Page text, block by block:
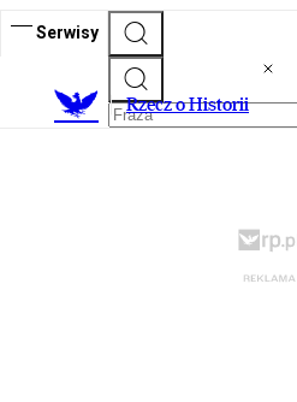
Serwisy
Rzecz o Historii